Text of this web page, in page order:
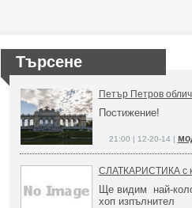
Търсене
Петър Петров
Постижение!
21:00 | 12-20-14 |
СЛАТКАРИСТИКА с
Ще видим най-
хоп изпълнител